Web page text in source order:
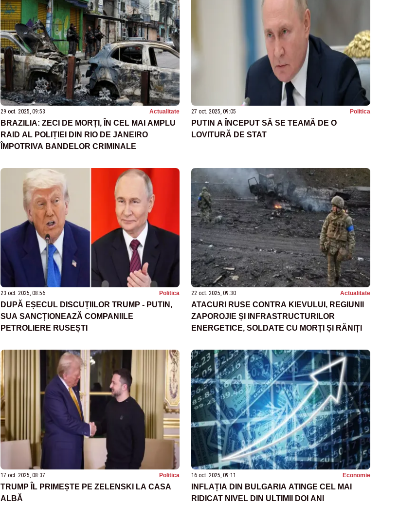
29 oct. 2025, 09:53 Actualitate
BRAZILIA: ZECI DE MORȚI, ÎN CEL MAI AMPLU
RAID AL POLIȚIEI DIN RIO DE JANEIRO
ÎMPOTRIVA BANDELOR CRIMINALE
27 oct. 2025, 09:05 Politica
PUTIN A ÎNCEPUT SĂ SE TEAMĂ DE O
LOVITURĂ DE STAT
23 oct. 2025, 08:56 Politica
DUPĂ EȘECUL DISCUȚIILOR TRUMP - PUTIN,
SUA SANCȚIONEAZĂ COMPANIILE
PETROLIERE RUSEȘTI
22 oct. 2025, 09:30 Actualitate
ATACURI RUSE CONTRA KIEVULUI, REGIUNII
ZAPOROJIE ȘI INFRASTRUCTURILOR
ENERGETICE, SOLDATE CU MORȚI ȘI RĂNIȚI
17 oct. 2025, 08:37 Politica
TRUMP ÎL PRIMEȘTE PE ZELENSKI LA CASA
ALBĂ
16 oct. 2025, 09:11 Economie
INFLAȚIA DIN BULGARIA ATINGE CEL MAI
RIDICAT NIVEL DIN ULTIMII DOI ANI